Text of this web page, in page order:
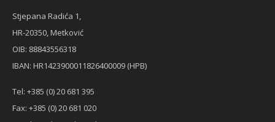
Stjepana Radića 1,
HR-20350, Metković
OIB: 88843556318
IBAN: HR1423900011826400009 (HPB)
Tel: +385 (0) 20 681 395
Fax: +385 (0) 20 681 020